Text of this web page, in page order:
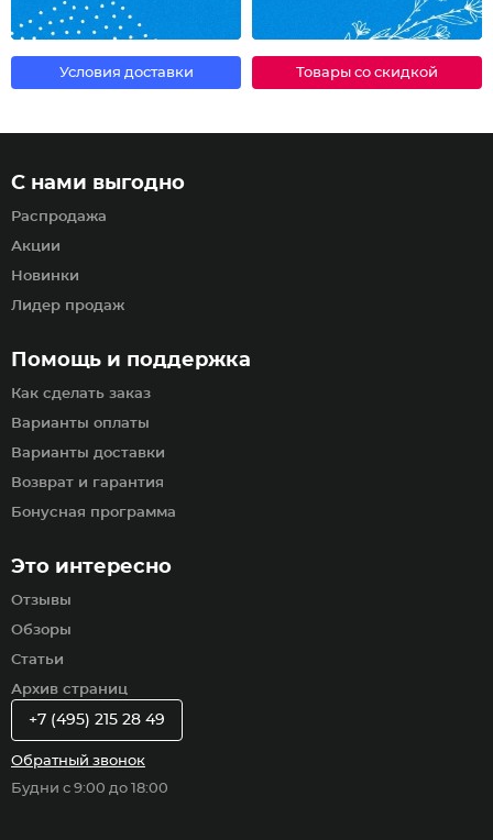
Условия доставки Товары со скидкой
Помощь и поддержка
Как сделать заказ
Варианты оплаты
Варианты доставки
Возврат и гарантия
Бонусная программа
С нами выгодно
Распродажа
Акции
Новинки
Лидер продаж
Это интересно
Отзывы
Обзоры
Статьи
Архив страниц
+7 (495) 215 28 49
Обратный звонок
Будни с 9:00 до 18:00